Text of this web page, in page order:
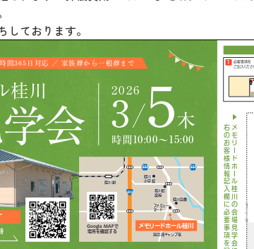
ております。